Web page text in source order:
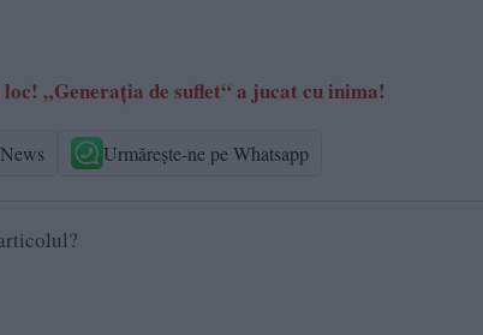
„Generația de suflet“ a jucat cu inima!
Urmărește-ne pe Whatsapp